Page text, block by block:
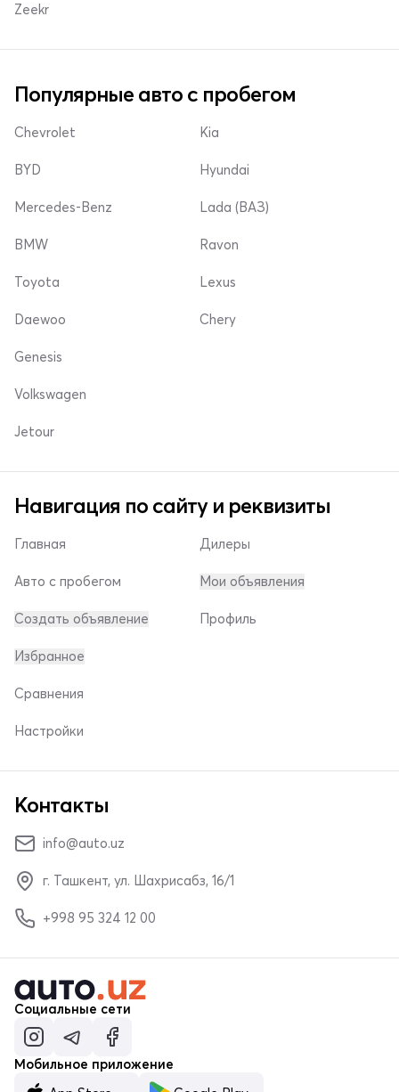
Zeekr
Популярные авто с пробегом
Chevrolet
BYD
Mercedes-Benz
Kia
Hyundai
Lada (ВАЗ)
BMW
Toyota
Daewoo
Ravon
Lexus
Chery
Genesis
Volkswagen
Jetour
Навигация по сайту и реквизиты
Главная
Авто с пробегом
Создать объявление
Дилеры
Мои объявления
Профиль
Избранное
Сравнения
Настройки
Контакты
info@auto.uz
г. Ташкент, ул. Шахрисабз, 16/1
+998 95 324 12 00
Социальные сети
Мобильное приложение